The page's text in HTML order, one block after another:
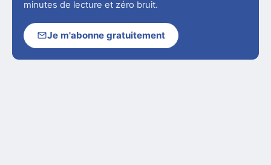
minutes de lecture et zéro bruit.
Je m'abonne gratuitement